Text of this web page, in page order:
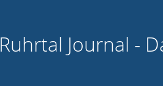
Ruhrtal Journal -